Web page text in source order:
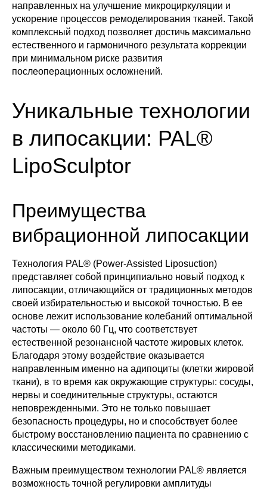
направленных на улучшение микроциркуляции и
ускорение процессов ремоделирования тканей. Такой
комплексный подход позволяет достичь максимально
естественного и гармоничного результата коррекции
при минимальном риске развития
послеоперационных осложнений.
Уникальные технологии
в липосакции: PAL®
LipoSculptor
Преимущества
вибрационной липосакции
Технология PAL® (Power-Assisted Liposuction)
представляет собой принципиально новый подход к
липосакции, отличающийся от традиционных методов
своей избирательностью и высокой точностью. В ее
основе лежит использование колебаний оптимальной
частоты — около 60 Гц, что соответствует
естественной резонансной частоте жировых клеток.
Благодаря этому воздействие оказывается
направленным именно на адипоциты (клетки жировой
ткани), в то время как окружающие структуры: сосуды,
нервы и соединительные структуры, остаются
неповрежденными. Это не только повышает
безопасность процедуры, но и способствует более
быстрому восстановлению пациента по сравнению с
классическими методиками.
Важным преимуществом технологии PAL® является
возможность точной регулировки амплитуды